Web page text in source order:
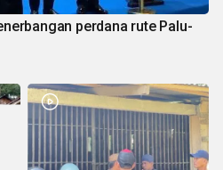
perdana rute Palu-